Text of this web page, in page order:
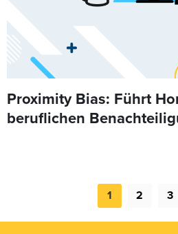
Proximity Bias: Führt
beruflichen
1 2 3